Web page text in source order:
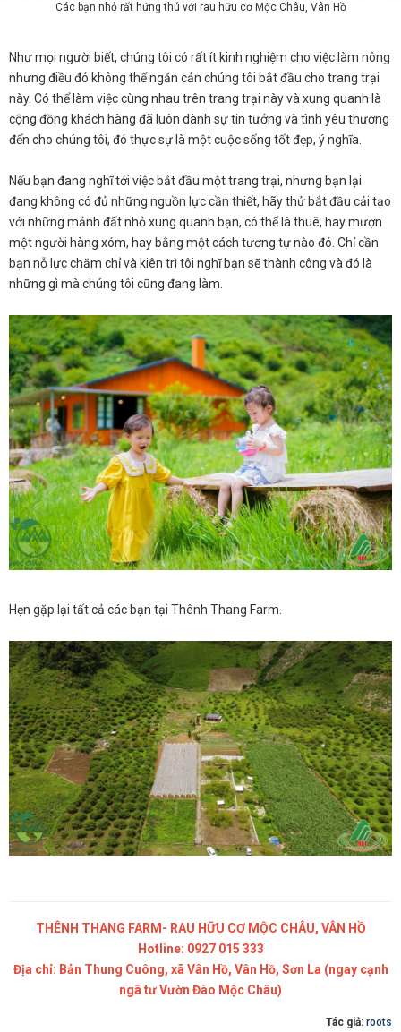
Các bạn nhỏ rất hứng thú với rau hữu cơ Mộc Châu, Vân Hồ
Như mọi người biết, chúng tôi có rất ít kinh nghiệm cho việc làm nông
nhưng điều đó không thể ngăn cản chúng tôi bắt đầu cho trang trại
này. Có thể làm việc cùng nhau trên trang trại này và xung quanh là
cộng đồng khách hàng đã luôn dành sự tin tưởng và tình yêu thương
đến cho chúng tôi, đó thực sự là một cuộc sống tốt đẹp, ý nghĩa.
Nếu bạn đang nghĩ tới việc bắt đầu một trang trại, nhưng bạn lại
đang không có đủ những nguồn lực cần thiết, hãy thử bắt đầu cải tạo
với những mảnh đất nhỏ xung quanh bạn, có thể là thuê, hay mượn
một người hàng xóm, hay bằng một cách tương tự nào đó. Chỉ cần
bạn nỗ lực chăm chỉ và kiên trì tôi nghĩ bạn sẽ thành công và đó là
những gì mà chúng tôi cũng đang làm.
Hẹn gặp lại tất cả các bạn tại Thênh Thang Farm.
THÊNH THANG FARM- RAU HỮU CƠ MỘC CHÂU, VÂN HỒ
Hotline: 0927 015 333
Địa chỉ: Bản Thung Cuông, xã Vân Hồ, Vân Hồ, Sơn La (ngay cạnh
ngã tư Vườn Đào Mộc Châu)
Tác giả: roots